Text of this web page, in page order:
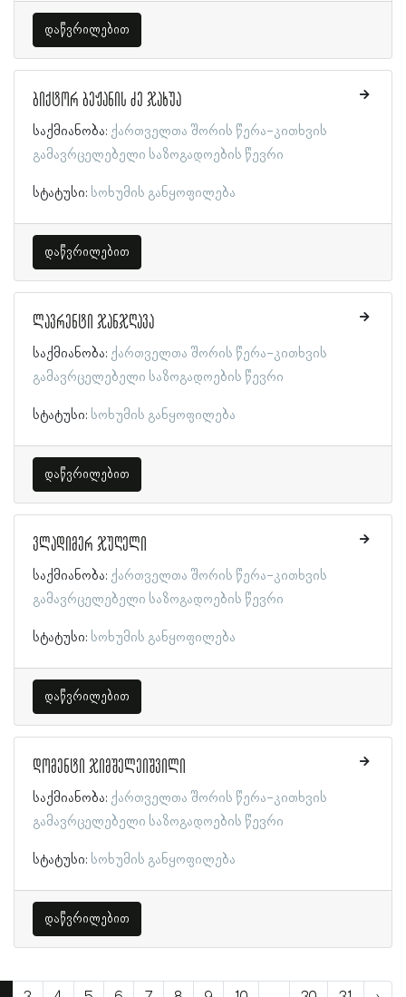
დაწვრილებით
ბიქტორ ბეჟანის ძე ჯახუა
საქმიანობა: ქართველთა შორის წერა-კითხვის
გამავრცელებელი საზოგადოების წევრი
სტატუსი: სოხუმის განყოფილება
დაწვრილებით
ლავრენტი ჯანჯღავა
საქმიანობა: ქართველთა შორის წერა-კითხვის
გამავრცელებელი საზოგადოების წევრი
სტატუსი: სოხუმის განყოფილება
დაწვრილებით
ვლადიმერ ჯუღელი
საქმიანობა: ქართველთა შორის წერა-კითხვის
გამავრცელებელი საზოგადოების წევრი
სტატუსი: სოხუმის განყოფილება
დაწვრილებით
დომენტი ჯიმშელეიშვილი
საქმიანობა: ქართველთა შორის წერა-კითხვის
გამავრცელებელი საზოგადოების წევრი
სტატუსი: სოხუმის განყოფილება
დაწვრილებით